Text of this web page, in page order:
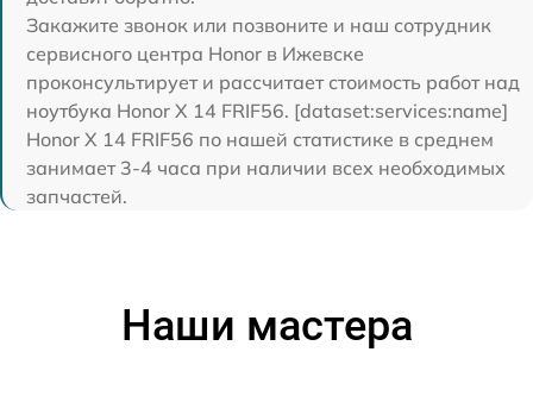
Закажите звонок или позвоните и наш сотрудник
сервисного центра Honor в Ижевске
проконсультирует и рассчитает стоимость работ над
ноутбука Honor X 14 FRIF56. [dataset:services:name]
Honor X 14 FRIF56 по нашей статистике в среднем
занимает 3-4 часа при наличии всех необходимых
запчастей.
Наши мастера